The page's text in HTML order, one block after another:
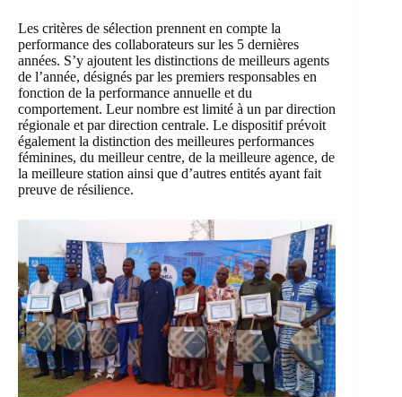
Les critères de sélection prennent en compte la
performance des collaborateurs sur les 5 dernières
années. S’y ajoutent les distinctions de meilleurs agents
de l’année, désignés par les premiers responsables en
fonction de la performance annuelle et du
comportement. Leur nombre est limité à un par direction
régionale et par direction centrale. Le dispositif prévoit
également la distinction des meilleures performances
féminines, du meilleur centre, de la meilleure agence, de
la meilleure station ainsi que d’autres entités ayant fait
preuve de résilience.